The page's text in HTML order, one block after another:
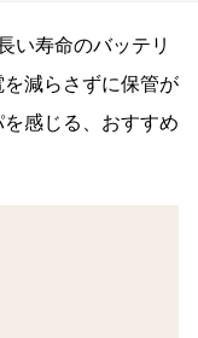
い寿命のバッテリ
減らさずに保管が
感じる、おすすめ